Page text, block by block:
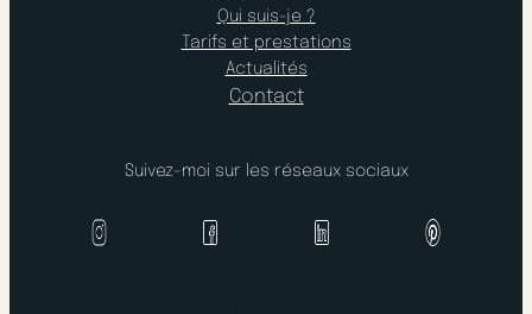
Qui suis-je ?
Tarifs et prestations
Actualités
Contact
Suivez-moi sur les réseaux sociaux